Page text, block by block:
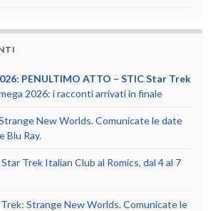
PENULTIMO ATTO – STIC Star Trek
2026: i racconti arrivati in finale
New Worlds. Comunicate le date
Blu Ray.
Trek Italian Club al Romics, dal 4 al 7
Strange New Worlds. Comunicate le